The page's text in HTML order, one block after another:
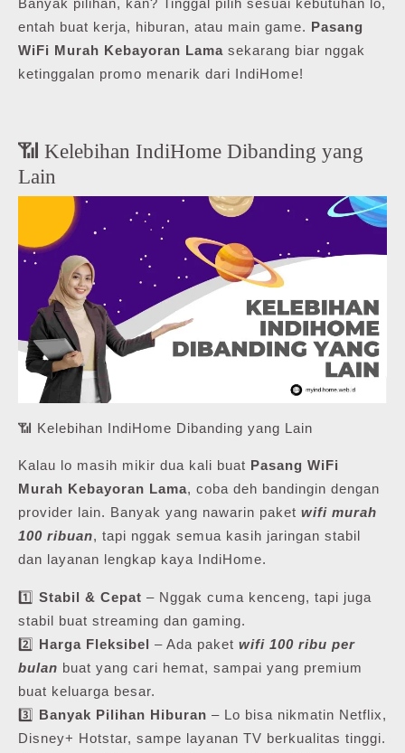
entah buat kerja, hiburan, atau main game. Pasang
WiFi Murah Kebayoran Lama sekarang biar nggak
ketinggalan promo menarik dari IndiHome!
📶 Kelebihan IndiHome Dibanding yang
Lain
📶 Kelebihan IndiHome Dibanding yang Lain
Kalau lo masih mikir dua kali buat Pasang WiFi
Murah Kebayoran Lama, coba deh bandingin dengan
provider lain. Banyak yang nawarin paket wifi murah
100 ribuan, tapi nggak semua kasih jaringan stabil
dan layanan lengkap kaya IndiHome.
1️⃣ Stabil & Cepat – Nggak cuma kenceng, tapi juga
stabil buat streaming dan gaming.
2️⃣ Harga Fleksibel – Ada paket wifi 100 ribu per
bulan buat yang cari hemat, sampai yang premium
buat keluarga besar.
3️⃣ Banyak Pilihan Hiburan – Lo bisa nikmatin Netflix,
Disney+ Hotstar, sampe layanan TV berkualitas tinggi.